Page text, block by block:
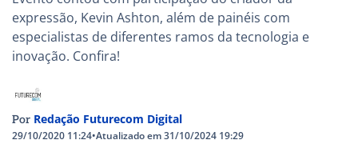
expressão, Kevin Ashton, além de painéis com
especialistas de diferentes ramos da tecnologia e
inovação. Confira!
Por Redação Futurecom Digital
29/10/2020 11:24•Atualizado em 31/10/2024 19:29